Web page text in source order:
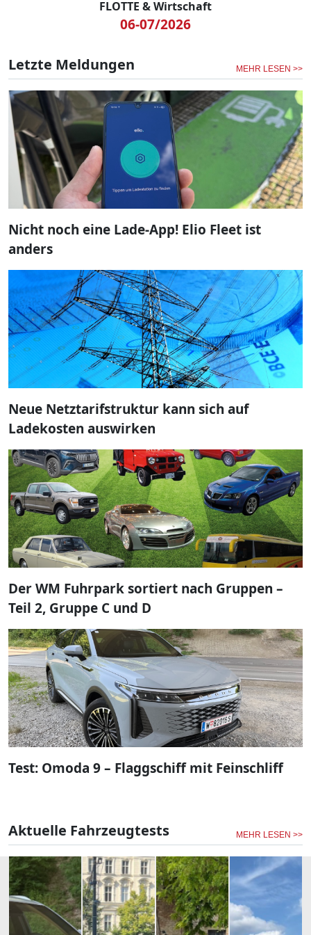
FLOTTE & Wirtschaft
06-07/2026
Letzte Meldungen MEHR LESEN >>
Nicht noch eine Lade-App! Elio Fleet ist
anders
Neue Netztarifstruktur kann sich auf
Ladekosten auswirken
Der WM Fuhrpark sortiert nach Gruppen –
Teil 2, Gruppe C und D
Test: Omoda 9 – Flaggschiff mit Feinschliff
Aktuelle Fahrzeugtests MEHR LESEN >>